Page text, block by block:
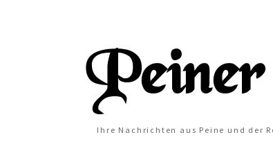
Ihre Nachrichten aus Peine und der